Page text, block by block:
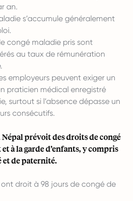
an.
s’accumule généralement
congé maladie pris sont
au taux de rémunération
employeurs peuvent exiger un
praticien médical enregistré
surtout si l’absence dépasse un
consécutifs.
prévoit des droits de congé
à la garde d’enfants, y compris
et de paternité.
ont droit à 98 jours de congé de